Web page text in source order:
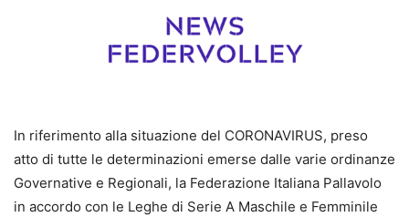
In riferimento alla situazione del CORONAVIRUS, preso
atto di tutte le determinazioni emerse dalle varie ordinanze
Governative e Regionali, la Federazione Italiana Pallavolo
in accordo con le Leghe di Serie A Maschile e Femminile